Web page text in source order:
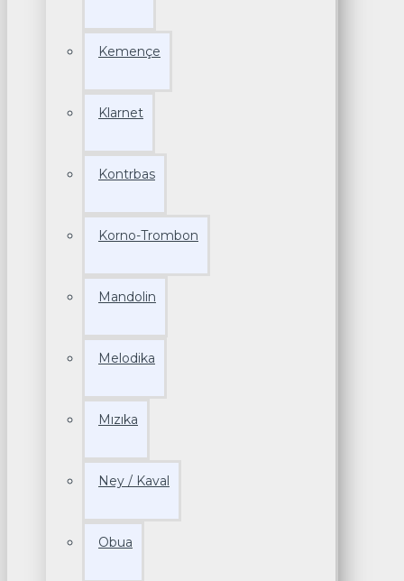
Kemençe
Klarnet
Kontrbas
Korno-Trombon
Mandolin
Melodika
Mızıka
Ney / Kaval
Obua